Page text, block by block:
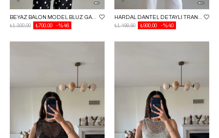
%46
₺700,00
₺1.300,00
%40
₺900,00
₺1.499,90